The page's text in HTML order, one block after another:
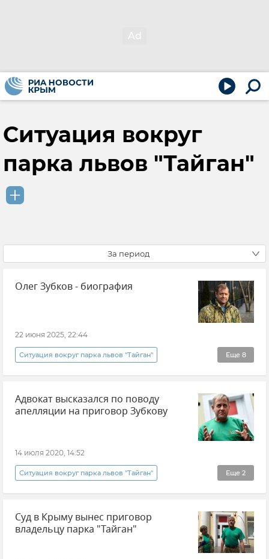
Ситуация вокруг
парка львов "Тайган"
За период
Олег Зубков - биография
22 июня 2025, 22:44
Еще 8
Ситуация вокруг парка львов "Тайган"
Олег Зубков
ЧП в парке львов "Тайган" 16 октября 2024 года
Парк львов "Тайган"
Адвокат высказался по поводу
апелляции на приговор Зубкову
14 июля 2020, 14:52
Еще 2
Ситуация вокруг парка львов "Тайган"
Общество Новости
Суд в Крыму вынес приговор
владельцу парка "Тайган"